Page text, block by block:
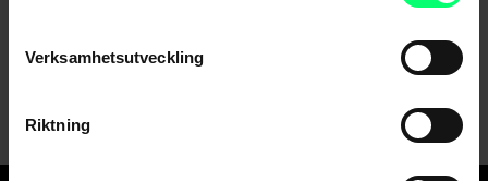
Verksamhetsutveckling
Riktning
Skicka ett meddelande till oss via nätbanken